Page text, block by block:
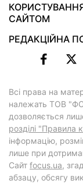
САЙТОМ
РЕДАКЦІЙНА
Всі права на
належать ТОВ
дозволяється
розділі "Правила
інформацію,
лише при
Cайт focus.ua,
абзацу, обсягу